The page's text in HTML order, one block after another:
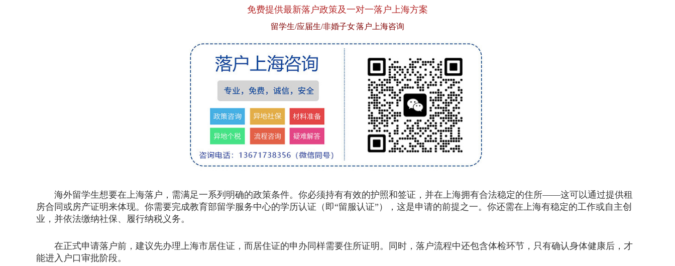
免费提供最新落户政策及一对一落户上海方案
留学生/应届生/非婚子女 落户上海咨询
海外留学生想要在上海落户，需满足一系列明确的政策条件。你必须持有有效的护照和签证，并在上海拥有合法稳定的住所——这可以通过提供租
房合同或房产证明来体现。你需要完成教育部留学服务中心的学历认证（即“留服认证”），这是申请的前提之一。你还需在上海有稳定的工作或自主创
业，并依法缴纳社保、履行纳税义务。
在正式申请落户前，建议先办理上海市居住证，而居住证的申办同样需要住所证明。同时，落户流程中还包含体检环节，只有确认身体健康后，才
能进入户口审批阶段。